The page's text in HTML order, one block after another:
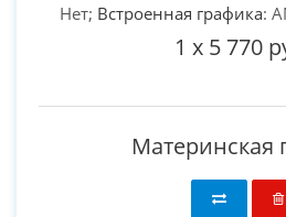
Нет; Встроенная графика:
1 x 5 770
Материнская